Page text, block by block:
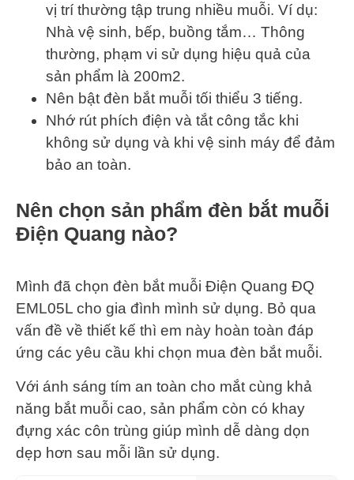
vị trí thường tập trung nhiều muỗi. Ví dụ:
Nhà vệ sinh, bếp, buồng tắm… Thông
thường, phạm vi sử dụng hiệu quả của
sản phẩm là 200m2.
Nên bật đèn bắt muỗi tối thiểu 3 tiếng.
Nhớ rút phích điện và tắt công tắc khi
không sử dụng và khi vệ sinh máy để đảm
bảo an toàn.
Nên chọn sản phẩm đèn bắt muỗi
Điện Quang nào?
Mình đã chọn đèn bắt muỗi Điện Quang ĐQ
EML05L cho gia đình mình sử dụng. Bỏ qua
vấn đề về thiết kế thì em này hoàn toàn đáp
ứng các yêu cầu khi chọn mua đèn bắt muỗi.
Với ánh sáng tím an toàn cho mắt cùng khả
năng bắt muỗi cao, sản phẩm còn có khay
đựng xác côn trùng giúp mình dễ dàng dọn
dẹp hơn sau mỗi lần sử dụng.